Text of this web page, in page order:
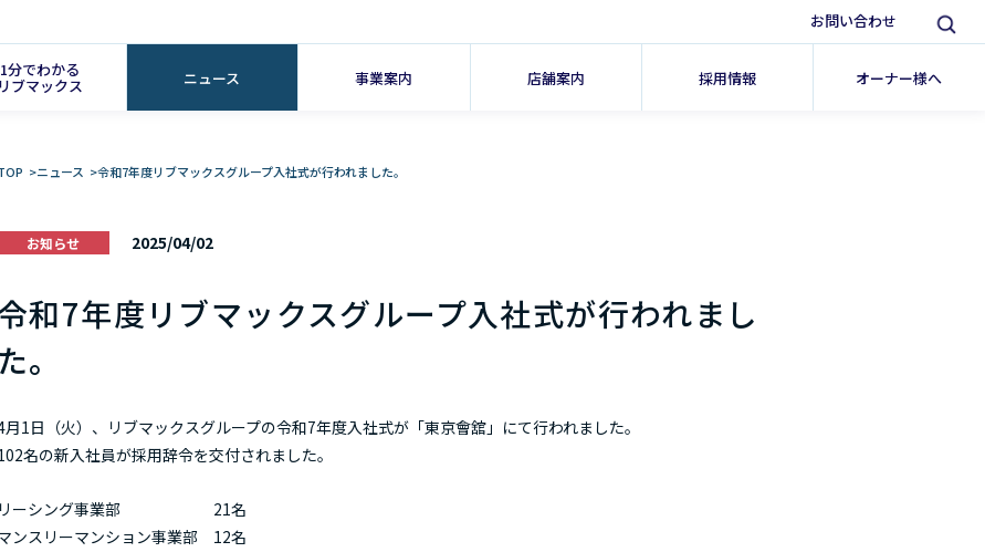
1分でわかる
リブマックス ニュース 事業案内 店舗案内 採用情報 オーナー様へ
お問い合わせ
>ニュース >令和7年度リブマックスグループ入社式が行われました。
お知らせ 2025/04/02
和7年度リブマックスグループ入社式が行われまし
た。
月1日（火）、リブマックスグループの令和7年度入社式が「東京會舘」にて行われました。
名の新入社員が採用辞令を交付されました。
リーシング事業部 21名
ンスリーマンション事業部 12名